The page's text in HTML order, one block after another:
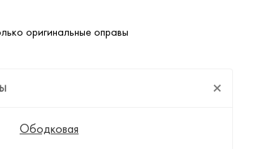
оригинальные оправы
Ободковая